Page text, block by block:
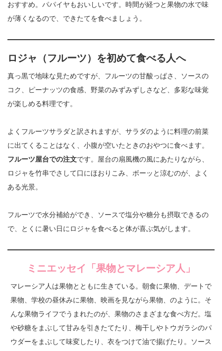
おすすめ。パパイヤもおいしいです。時間が経つと果物の水で味
が薄くなるので、できたてを食べましょう。
ロジャ（フルーツ）を初めて食べる人へ
真っ黒で地味な見ためですが、フルーツの甘酸っぱさ、ソースの
コク、ピーナッツの食感、野菜のみずみずしさなど、多彩な味覚
が楽しめる料理です。
よくフルーツサラダと訳されますが、サラダのように料理の前菜
に出てくることはなく、小腹が空いたときのおやつに食べます。
フルーツ屋台での注文です。屋台の扇風機の風にあたりながら、
ロジャを竹串でさして口にほおりこみ、ボーッと涼むのが、よく
ある光景。
フルーツで水分補給ができ、ソースで塩分や糖分も摂取できるの
で、とくに暑い日にロジャを食べると体が喜ぶ気がします。
ミニエッセイ「果物とマレーシア人」
マレーシア人は果物とともに生きている。朝食に果物、デートで
果物、学校の昼休みに果物、映画を見ながら果物、のように。そ
んな果物ライフでうまれたのが、果物のさまざまな食べ方だ。塩
や砂糖をまぶして甘みを引きたてたり、梅干しやトウガラシのパ
ウダーをまぶして味変したり、衣をつけて油で揚げたり。ソース